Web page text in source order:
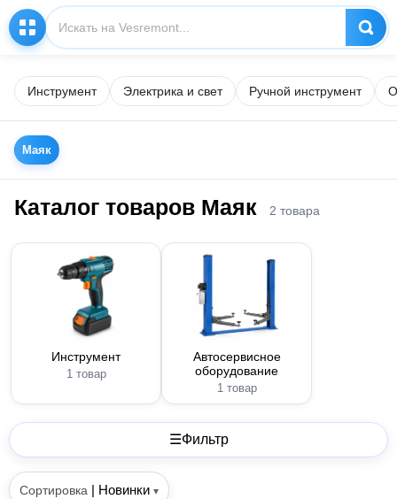
Инструмент Электрика и свет Ручной инструмент
Маяк
Каталог товаров Маяк 2 товара
Инструмент
1 товар
Автосервисное
оборудование
1 товар
☰Фильтр
Сортировка | Новинки ▾